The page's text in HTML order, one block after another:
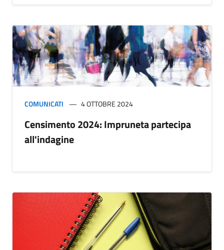
COMUNICATI 4 OTTOBRE 2024
Censimento 2024: Impruneta partecipa
all'indagine